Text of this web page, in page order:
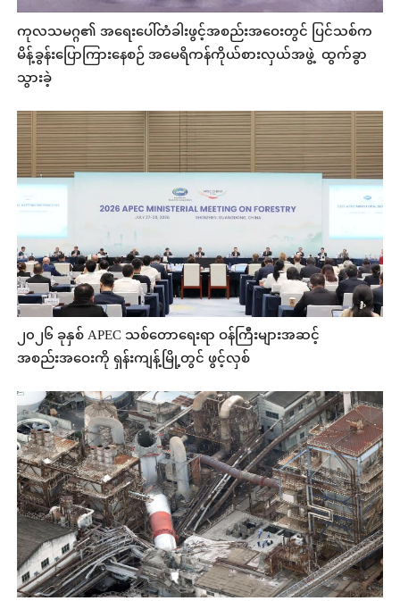
ကုလသမဂ္ဂ၏ အရေးပေါ်တံခါးဖွင့်အစည်းအဝေးတွင် ပြင်သစ်က
မိန့်ခွန်းပြောကြားနေစဉ် အမေရိကန်ကိုယ်စားလှယ်အဖွဲ့ ထွက်ခွာ
သွားခဲ့
၂၀၂၆ ခုနှစ် APEC သစ်တောရေးရာ ဝန်ကြီးများအဆင့်
အစည်းအဝေးကို ရှန်းကျန့်မြို့တွင် ဖွင့်လှစ်